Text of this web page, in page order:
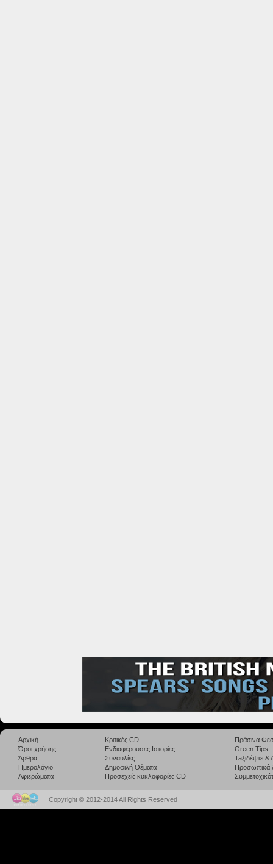
Αρχική
Όροι χρήσης
Άρθρα
Ημερολόγιο
Αφιερώματα
Κριτικές CD
Ενδιαφέρουσες Ιστορίες
Συναυλίες
Δημοφιλή Θέματα
Προσεχείς κυκλοφορίες CD
Πράσινα
Green Tips
Taξιδέψτε
Προσωπικά
Copyright © 2012-2014 All Rights Reserved